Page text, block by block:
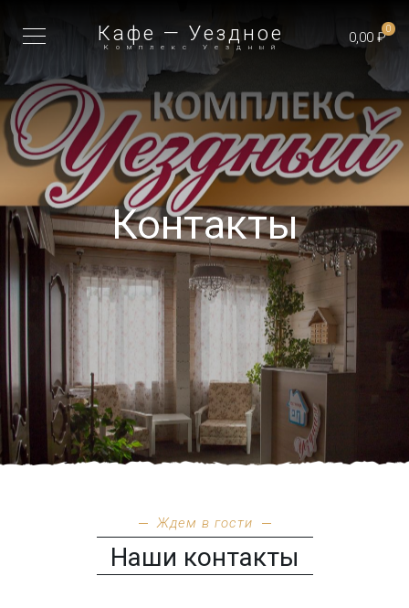
Кафе — Уездное
Комплекс Уездный
0
0,00 ₽
Контакты
Ждем в гости
Наши контакты